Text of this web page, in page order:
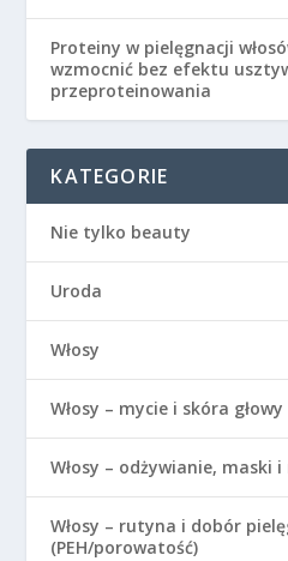
Proteiny w pielęgnacji
wzmocnić bez efektu
przeproteinowania
KATEGORIE
Nie tylko beauty
Uroda
Włosy
Włosy – mycie i skóra głowy
Włosy – odżywianie, maski
Włosy – rutyna i dobór
(PEH/porowatość)